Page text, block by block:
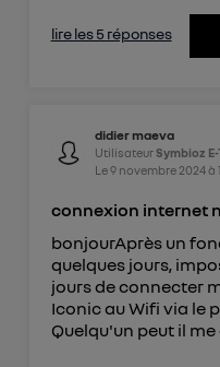
lire les 5 réponses
didier maeva
UtilisateurSymbioz
Le9 novembre 2024à
connexion internet
bonjourAprès un
quelques jours,
jours de connecter
Iconic au Wifi via le
Quelqu'un peut il